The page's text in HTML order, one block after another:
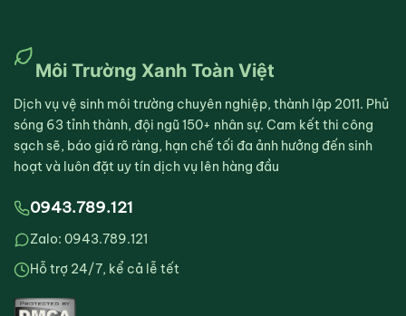
Môi Trường Xanh Toàn Việt
Dịch vụ vệ sinh môi trường chuyên nghiệp, thành lập 2011. Phủ
sóng 63 tỉnh thành, đội ngũ 150+ nhân sự. Cam kết thi công
sạch sẽ, báo giá rõ ràng, hạn chế tối đa ảnh hưởng đến sinh
hoạt và luôn đặt uy tín dịch vụ lên hàng đầu
0943.789.121
Zalo: 0943.789.121
Hỗ trợ 24/7, kể cả lễ tết